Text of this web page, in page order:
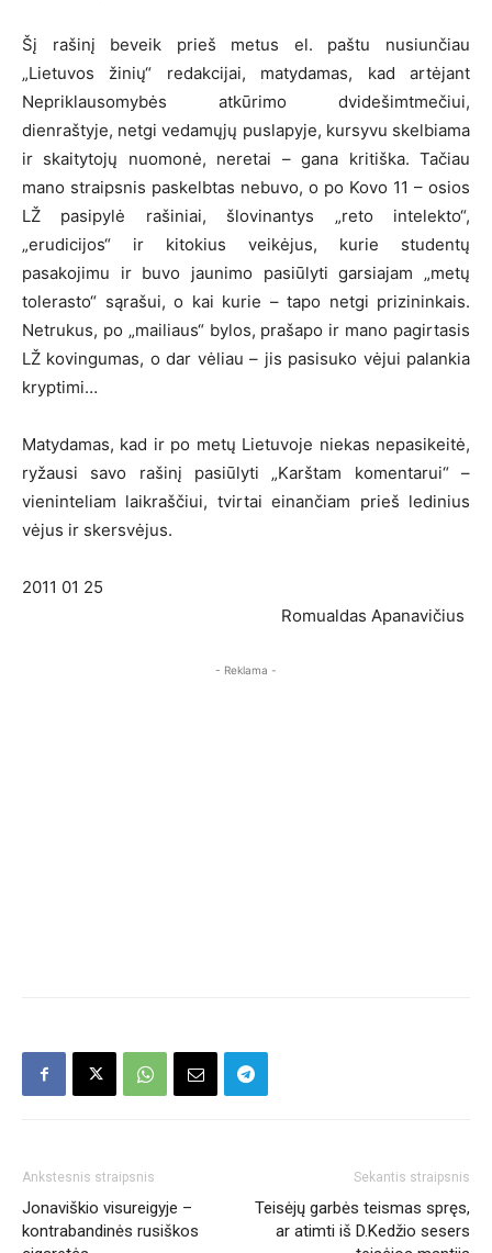
Šį rašinį beveik prieš metus el. paštu nusiunčiau
„Lietuvos žinių“ redakcijai, matydamas, kad artėjant
Nepriklausomybės atkūrimo dvidešimtmečiui,
dienraštyje, netgi vedamųjų puslapyje, kursyvu skelbiama
ir skaitytojų nuomonė, neretai – gana kritiška. Tačiau
mano straipsnis paskelbtas nebuvo, o po Kovo 11 – osios
LŽ pasipylė rašiniai, šlovinantys „reto intelekto“,
„erudicijos“ ir kitokius veikėjus, kurie studentų
pasakojimu ir buvo jaunimo pasiūlyti garsiajam „metų
tolerasto“ sąrašui, o kai kurie – tapo netgi prizininkais.
Netrukus, po „mailiaus“ bylos, prašapo ir mano pagirtasis
LŽ kovingumas, o dar vėliau – jis pasisuko vėjui palankia
kryptimi…
Matydamas, kad ir po metų Lietuvoje niekas nepasikeitė,
ryžausi savo rašinį pasiūlyti „Karštam komentarui“ –
vieninteliam laikraščiui, tvirtai einančiam prieš ledinius
vėjus ir skersvėjus.
2011 01 25
Romualdas Apanavičius
- Reklama -
Ankstesnis straipsnis
Jonaviškio visureigyje –
kontrabandinės rusiškos
Sekantis straipsnis
Teisėjų garbės teismas spręs,
ar atimti iš D.Kedžio sesers